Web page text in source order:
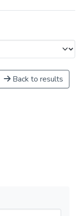
Back to results